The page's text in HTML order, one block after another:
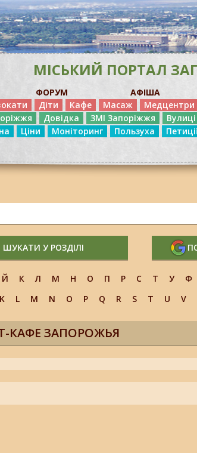
МІСЬКИЙ ПОРТАЛ
ФОРУМ АФІША
Діти Кафе Масаж Медцентри
Довідка ЗМІ Запоріжжя Вулиці
Ціни Моніторинг Пользуха
ШУКАТИ У РОЗДІЛІ
Й К Л М Н О П Р С Т У Ф
K L M N O P Q R S T U V
КАФЕ ЗАПОРОЖЬЯ